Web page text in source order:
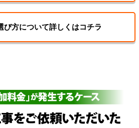
び方について詳しくはコチラ